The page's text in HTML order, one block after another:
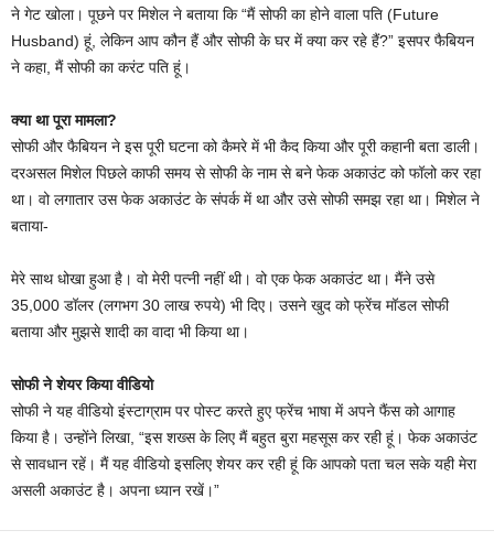
ने गेट खोला। पूछने पर मिशेल ने बताया कि “मैं सोफी का होने वाला पति (Future
Husband) हूं, लेकिन आप कौन हैं और सोफी के घर में क्या कर रहे हैं?” इसपर फैबियन
ने कहा, मैं सोफी का करंट पति हूं।
क्या था पूरा मामला?
सोफी और फैबियन ने इस पूरी घटना को कैमरे में भी कैद किया और पूरी कहानी बता डाली।
दरअसल मिशेल पिछले काफी समय से सोफी के नाम से बने फेक अकाउंट को फॉलो कर रहा
था। वो लगातार उस फेक अकाउंट के संपर्क में था और उसे सोफी समझ रहा था। मिशेल ने
बताया-
मेरे साथ धोखा हुआ है। वो मेरी पत्नी नहीं थी। वो एक फेक अकाउंट था। मैंने उसे
35,000 डॉलर (लगभग 30 लाख रुपये) भी दिए। उसने खुद को फ्रेंच मॉडल सोफी
बताया और मुझसे शादी का वादा भी किया था।
सोफी ने शेयर किया वीडियो
सोफी ने यह वीडियो इंस्टाग्राम पर पोस्ट करते हुए फ्रेंच भाषा में अपने फैंस को आगाह
किया है। उन्होंने लिखा, “इस शख्स के लिए मैं बहुत बुरा महसूस कर रही हूं। फेक अकाउंट
से सावधान रहें। मैं यह वीडियो इसलिए शेयर कर रही हूं कि आपको पता चल सके यही मेरा
असली अकाउंट है। अपना ध्यान रखें।”